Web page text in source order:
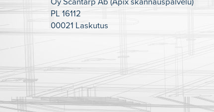
Oy Scantarp Ab (Apix skannauspalvelu)
PL 16112
00021 Laskutus